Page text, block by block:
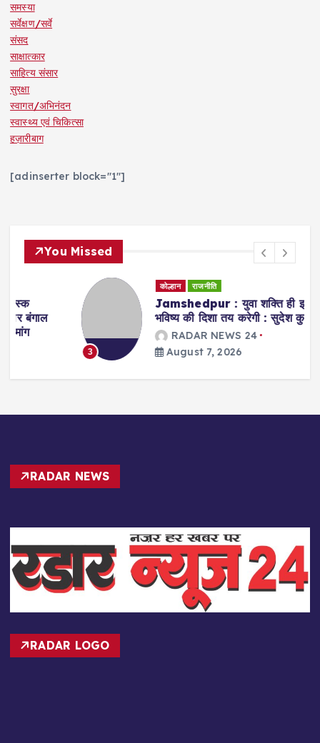
समस्या
सर्वेक्षण/सर्वे
संसद
साक्षात्कार
साहित्य संसार
सुरक्षा
स्वागत/अभिनंदन
स्वास्थ्य एवं चिकित्सा
हज़ारीबाग
[adinserter block="1"]
You Missed
राजनीति
Jamshedpur : युवा शक्ति ही झारखंड के
भविष्य की दिशा तय करेगी : सुदेश कुमार महतो
RADAR NEWS 24
August 7, 2026
RADAR NEWS
RADAR LOGO